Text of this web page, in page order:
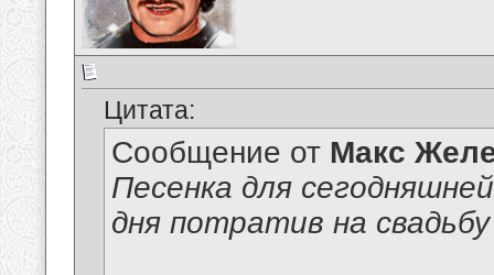
Цитата:
Сообщение от Макс
Песенка для
дня потратив на